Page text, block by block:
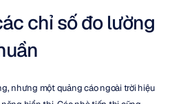
chỉ số đo lường
nhưng một quảng cáo ngoài trời hiệu